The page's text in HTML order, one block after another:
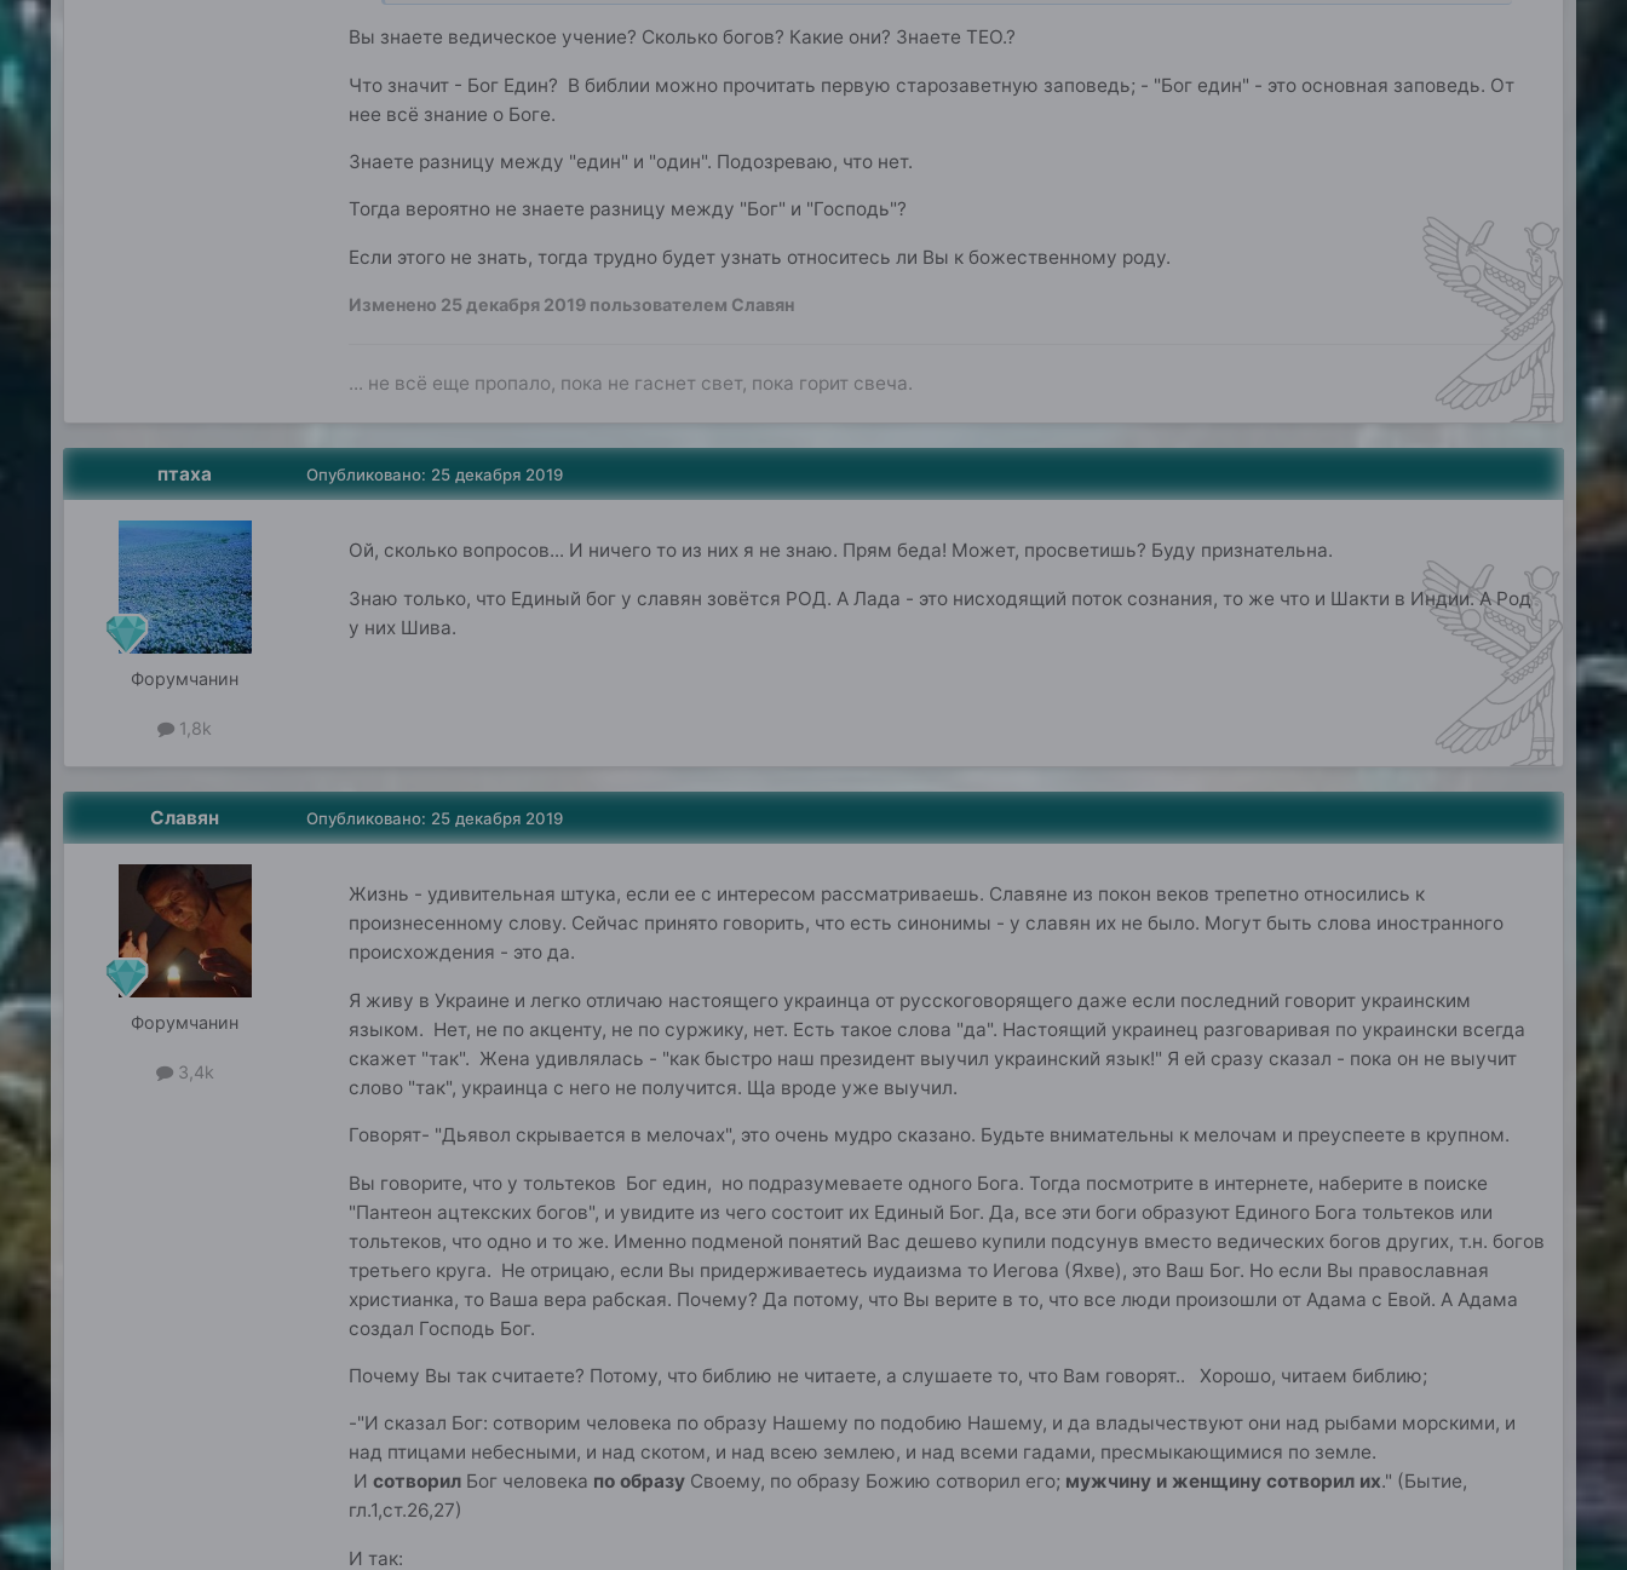
Вы знаете ведическое учение? Сколько богов? Какие они? Знаете ТЕО.?
Что значит - Бог Един? В библии можно прочитать первую старозаветную заповедь; - "Бог един" - это основная заповедь. От
нее всё знание о Боге.
Знаете разницу между "един" и "один". Подозреваю, что нет.
Тогда вероятно не знаете разницу между "Бог" и "Господь"?
Если этого не знать, тогда трудно будет узнать относитесь ли Вы к божественному роду.
Изменено 25 декабря 2019пользователем Славян
... не всё еще пропало, пока не гаснет свет, пока горит свеча.
птаха
Форумчанин
1,8k
Опубликовано: 25 декабря 2019
Ой, сколько вопросов... И ничего то из них я не знаю. Прям беда! Может, просветишь? Буду признательна.
Знаю только, что Единый бог у славян зовётся РОД. А Лада - это нисходящий поток сознания, то же что и Шакти в Индии. А Род
у них Шива.
Славян
Форумчанин
3,4k
Опубликовано: 25 декабря 2019
Жизнь - удивительная штука, если ее с интересом рассматриваешь. Славяне из покон веков трепетно относились к
произнесенному слову. Сейчас принято говорить, что есть синонимы - у славян их не было. Могут быть слова иностранного
происхождения - это да.
Я живу в Украине и легко отличаю настоящего украинца от русскоговорящего даже если последний говорит украинским
языком. Нет, не по акценту, не по суржику, нет. Есть такое слова "да". Настоящий украинец разговаривая по украински всегда
скажет "так". Жена удивлялась - "как быстро наш президент выучил украинский язык!" Я ей сразу сказал - пока он не выучит
слово "так", украинца с него не получится. Ща вроде уже выучил.
Говорят- "Дьявол скрывается в мелочах", это очень мудро сказано. Будьте внимательны к мелочам и преуспеете в крупном.
Вы говорите, что у тольтеков Бог един, но подразумеваете одного Бога. Тогда посмотрите в интернете, наберите в поиске
"Пантеон ацтекских богов", и увидите из чего состоит их Единый Бог. Да, все эти боги образуют Единого Бога тольтеков или
тольтеков, что одно и то же. Именно подменой понятий Вас дешево купили подсунув вместо ведических богов других, т.н. богов
третьего круга. Не отрицаю, если Вы придерживаетесь иудаизма то Иегова (Яхве), это Ваш Бог. Но если Вы православная
христианка, то Ваша вера рабская. Почему? Да потому, что Вы верите в то, что все люди произошли от Адама с Евой. А Адама
создал Господь Бог.
Почему Вы так считаете? Потому, что библию не читаете, а слушаете то, что Вам говорят.. Хорошо, читаем библию;
-"И сказал Бог: сотворим человека по образу Нашему по подобию Нашему, и да владычествуют они над рыбами морскими, и
над птицами небесными, и над скотом, и над всею землею, и над всеми гадами, пресмыкающимися по земле.
И сотворилБог человека по образуСвоему, по образу Божию сотворил его; мужчину и женщину сотворил их." (Бытие,
гл.1,ст.26,27)
И так: